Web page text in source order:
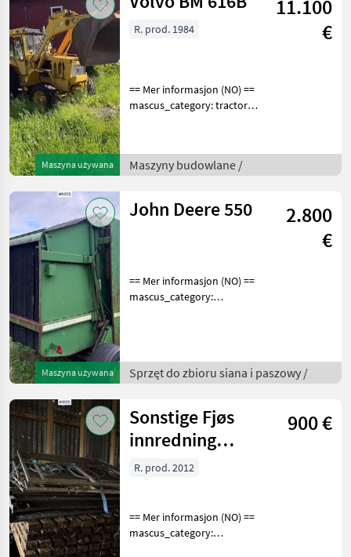
Maszyna używana
11.100
€
R. prod. 1984
== Mer informasjon (NO) ==
mascus_category: tractors
See
en.landbrukssalg.no/9437
Specification
Maszyny budowlane /
Maszyna używana
John Deere 550
2.800
€
== Mer informasjon (NO) ==
mascus_category:
en.landbrukssalg.no/9255
for more images Specif
Sprzęt do zbioru siana i paszowy /
Sonstige Fjøs
innredning
Kalveinnredning
900 €
R. prod. 2012
== Mer informasjon (NO) ==
mascus_category: